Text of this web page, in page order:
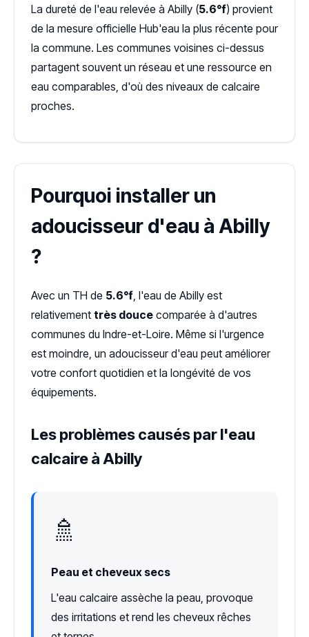
La dureté de l'eau relevée à Abilly (5.6°f) provient
de la mesure officielle Hub'eau la plus récente pour
la commune. Les communes voisines ci-dessus
partagent souvent un réseau et une ressource en
eau comparables, d'où des niveaux de calcaire
proches.
Pourquoi installer un
adoucisseur d'eau à Abilly
?
Avec un TH de 5.6°f, l'eau de Abilly est
relativement très douce comparée à d'autres
communes du Indre-et-Loire. Même si l'urgence
est moindre, un adoucisseur d'eau peut améliorer
votre confort quotidien et la longévité de vos
équipements.
Les problèmes causés par l'eau
calcaire à Abilly
🚿
Peau et cheveux secs
L'eau calcaire assèche la peau, provoque
des irritations et rend les cheveux rêches